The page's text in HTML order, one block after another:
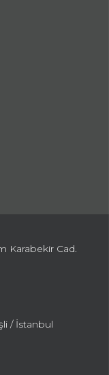
Karabekir Cad.
/ İstanbul